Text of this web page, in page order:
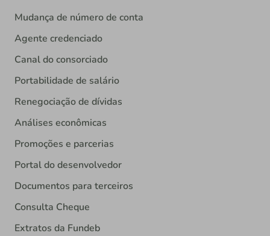
Mudança de número de conta
Agente credenciado
Canal do consorciado
Portabilidade de salário
Renegociação de dívidas
Análises econômicas
Promoções e parcerias
Portal do desenvolvedor
Documentos para terceiros
Consulta Cheque
Extratos da Fundeb